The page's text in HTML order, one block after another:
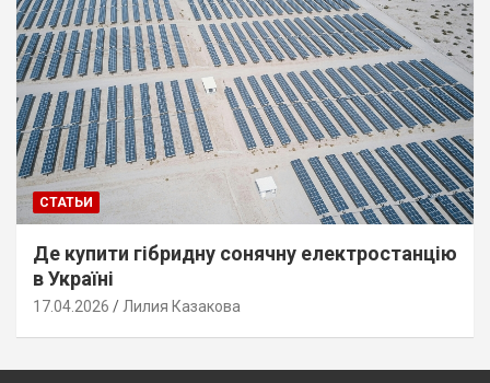
СТАТЬИ
Де купити гібридну сонячну електростанцію
в Україні
17.04.2026 Лилия Казакова